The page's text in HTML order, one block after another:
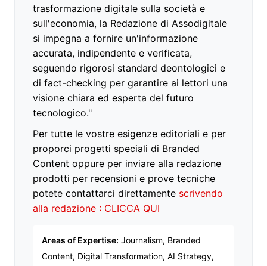
trasformazione digitale sulla società e
sull'economia, la Redazione di Assodigitale
si impegna a fornire un'informazione
accurata, indipendente e verificata,
seguendo rigorosi standard deontologici e
di fact-checking per garantire ai lettori una
visione chiara ed esperta del futuro
tecnologico."
Per tutte le vostre esigenze editoriali e per
proporci progetti speciali di Branded
Content oppure per inviare alla redazione
prodotti per recensioni e prove tecniche
potete contattarci direttamente scrivendo
alla redazione : CLICCA QUI
Areas of Expertise: Journalism, Branded
Content, Digital Transformation, AI Strategy,